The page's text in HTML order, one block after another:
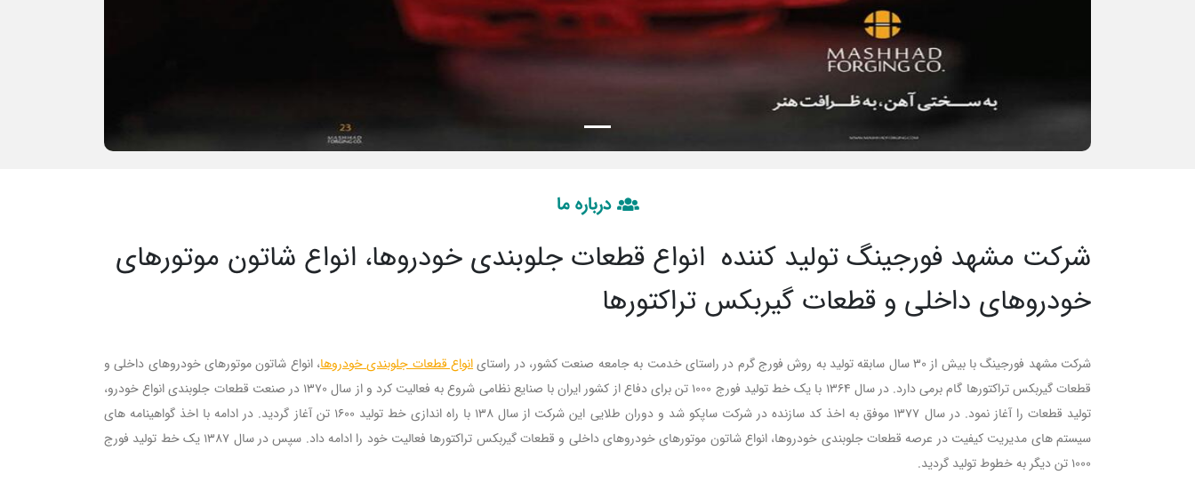
درباره ما
شرکت مشهد فورجینگ تولید کننده انواع قطعات جلوبندی خودروها، انواع شاتون موتورهای
خودروهای داخلی و قطعات گیربکس تراکتورها
شرکت مشهد فورجینگ با بیش از 30 سال سابقه تولید به روش فورج گرم در راستای خدمت به جامعه صنعت کشور، در راستای انواع قطعات جلوبندی خودروها، انواع شاتون موتورهای خودروهای داخلی و
قطعات گیربکس تراکتورها گام برمی دارد. در سال 1364 با یک خط تولید فورج 1000 تن برای دفاع از کشور ایران با صنایع نظامی شروع به فعالیت کرد و از سال 1370 در صنعت قطعات جلوبندی انواع خودرو،
تولید قطعات را آغاز نمود. در سال 1377 موفق به اخذ کد سازنده در شرکت ساپکو شد و دوران طلایی این شرکت از سال 138 با راه اندازی خط تولید 1600 تن آغاز گردید. در ادامه با اخذ گواهینامه های
سیستم های مدیریت کیفیت در عرصه قطعات جلوبندی خودروها، انواع شاتون موتورهای خودروهای داخلی و قطعات گیربکس تراکتورها فعالیت خود را ادامه داد. سپس در سال 1387 یک خط تولید فورج
1000 تن دیگر به خطوط تولید گردید.